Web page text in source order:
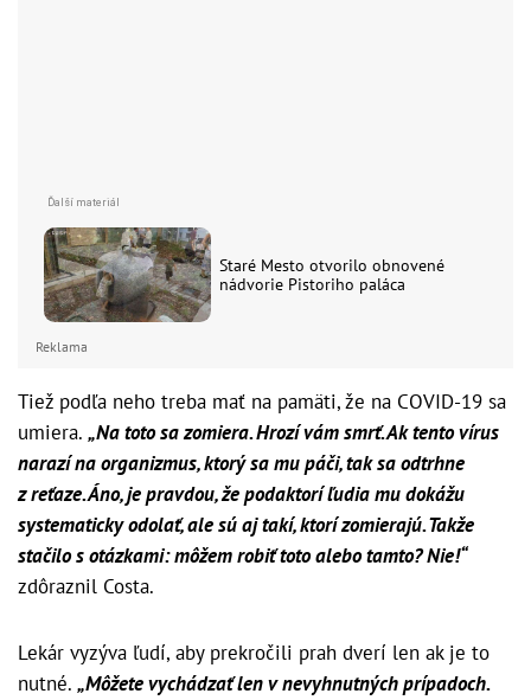
Staré Mesto otvorilo obnovené
nádvorie Pistoriho paláca
Reklama
Tiež podľa neho treba mať na pamäti, že na COVID-19 sa
umiera. „Na toto sa zomiera. Hrozí vám smrť. Ak tento vírus
narazí na organizmus, ktorý sa mu páči, tak sa odtrhne
z reťaze. Áno, je pravdou, že podaktorí ľudia mu dokážu
systematicky odolať, ale sú aj takí, ktorí zomierajú. Takže
stačilo s otázkami: môžem robiť toto alebo tamto? Nie!“
zdôraznil Costa.
Lekár vyzýva ľudí, aby prekročili prah dverí len ak je to
nutné. „Môžete vychádzať len v nevyhnutných prípadoch.